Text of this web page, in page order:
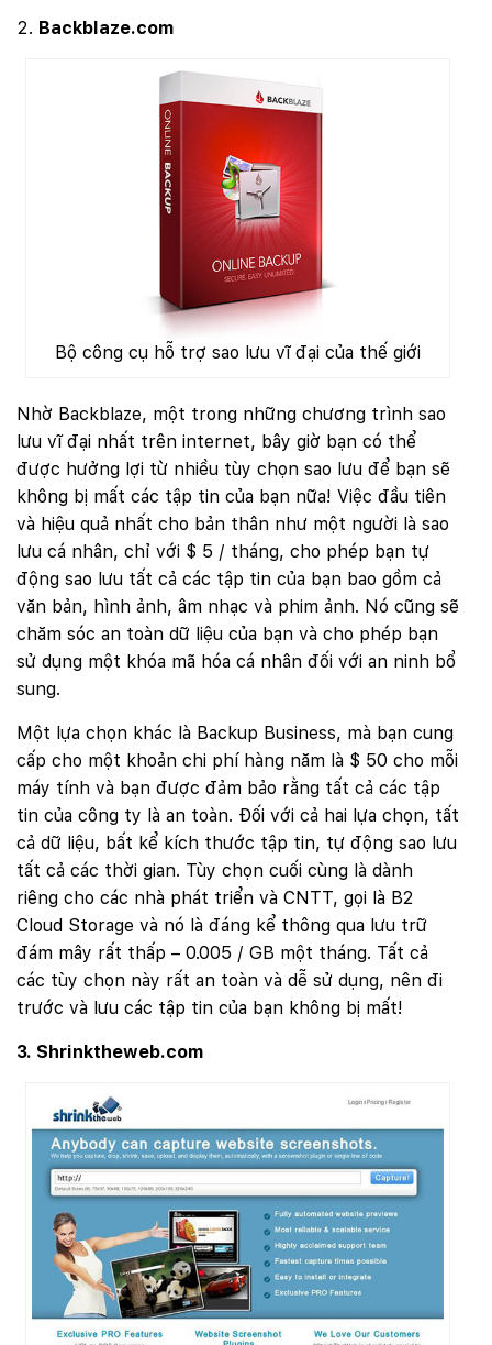
Backblaze.com
Bộ công cụ hỗ trợ sao lưu vĩ đại của thế giới
Nhờ Backblaze, một trong những chương trình sao
lưu vĩ đại nhất trên internet, bây giờ bạn có thể
được hưởng lợi từ nhiều tùy chọn sao lưu để bạn sẽ
không bị mất các tập tin của bạn nữa! Việc đầu tiên
và hiệu quả nhất cho bản thân như một người là sao
lưu cá nhân, chỉ với $ 5 / tháng, cho phép bạn tự
động sao lưu tất cả các tập tin của bạn bao gồm cả
văn bản, hình ảnh, âm nhạc và phim ảnh. Nó cũng sẽ
chăm sóc an toàn dữ liệu của bạn và cho phép bạn
sử dụng một khóa mã hóa cá nhân đối với an ninh bổ
sung.
Một lựa chọn khác là Backup Business, mà bạn cung
cấp cho một khoản chi phí hàng năm là $ 50 cho mỗi
máy tính và bạn được đảm bảo rằng tất cả các tập
tin của công ty là an toàn. Đối với cả hai lựa chọn, tất
cả dữ liệu, bất kể kích thước tập tin, tự động sao lưu
tất cả các thời gian. Tùy chọn cuối cùng là dành
riêng cho các nhà phát triển và CNTT, gọi là B2
Cloud Storage và nó là đáng kể thông qua lưu trữ
đám mây rất thấp – 0.005 / GB một tháng. Tất cả
các tùy chọn này rất an toàn và dễ sử dụng, nên đi
trước và lưu các tập tin của bạn không bị mất!
3. Shrinktheweb.com